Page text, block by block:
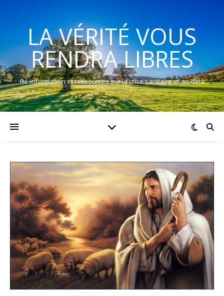
LA VÉRITÉ VOUS
RENDRA LIBRES
Ré-information et ressources sur la crise sanitaire et au-delà